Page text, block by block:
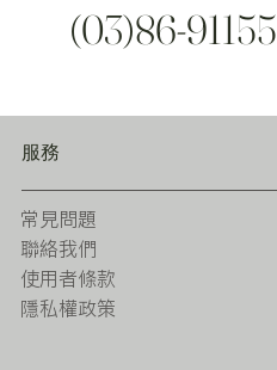
(03)86-91155
服務
常見問題
聯絡我們
使用者條款
隱私權政策